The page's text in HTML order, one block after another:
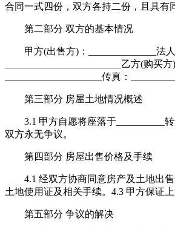
合同一式四份，双方各持二份，且具有
第二部分 双方的基本情况
甲方(出售方)：______________法人
________________________乙方(购买
____________________传真：
第三部分 房屋土地情况概述
3.1 甲方自愿将座落于__________转
双方永无争议。
第四部分 房屋出售价格及手续
4.1 经双方协商同意房产及土地出售价
土地使用证及相关手续。4.3 甲方保证
第五部分 争议的解决